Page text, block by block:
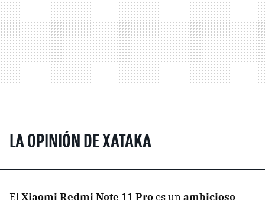
LA OPINIÓN DE XATAKA
El Xiaomi Redmi Note 11 Proes un ambicioso